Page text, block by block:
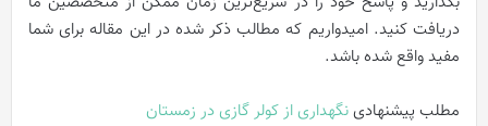
دریافت کنید. امیدواریم که مطالب ذکر شده در این مقاله برای شما
مفید واقع شده باشد.
مطلب پیشنهادینگهداری از کولر گازی در زمستان